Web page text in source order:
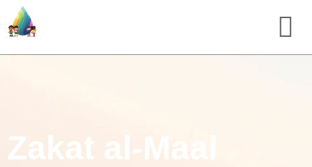
Zakat al-Maal